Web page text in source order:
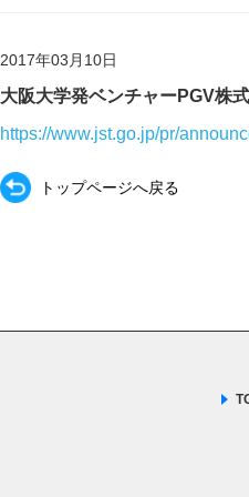
2017年03月10日
大阪大学発ベンチャーPGV株
https://www.jst.go.jp/pr/
トップページへ戻る